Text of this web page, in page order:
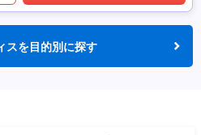
スを目的別に探す